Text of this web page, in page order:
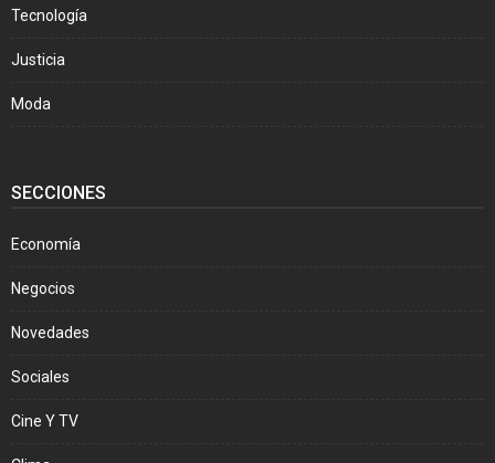
Tecnología
Justicia
Moda
SECCIONES
Economía
Negocios
Novedades
Sociales
Cine Y TV